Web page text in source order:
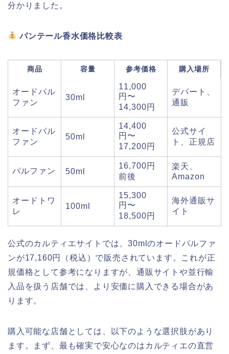
分かりました。
パンテール香水価格比較表
商品 容量 参考価格 購入場所
オードパル
ファン
30ml
11,000
円〜
14,300円
デパート、
通販
オードパル
ファン
50ml
14,400
円〜
17,200円
公式サイ
ト、正規店
パルファン 50ml
16,700円
前後
楽天、
Amazon
オードトワ
レ
100ml
15,300
円〜
18,500円
海外通販サ
イト
公式のカルティエサイトでは、30mlのオードパルファ
ンが17,160円（税込）で販売されています。これが正
規価格として参考になりますが、通販サイトや並行輸
入品を扱う店舗では、より安価に購入できる場合があ
ります。
購入可能な店舗としては、以下のような選択肢があり
ます。まず、最も確実で安心なのはカルティエの直営